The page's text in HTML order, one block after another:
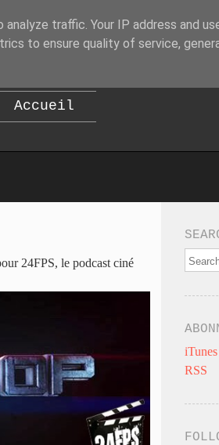
EPOD
Accueil
24FPS, le podcast ciné
iTunes
RSS
traffic. Your IP address and
to ensure quality of service,